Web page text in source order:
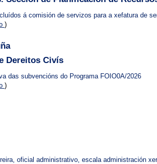
á comisión de servizos para a xefatura de
)
Dereitos Civís
das subvencións do Programa FOIO0A/2026
)
oficial administrativo, escala administración